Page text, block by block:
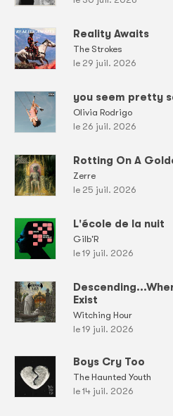
Reality Awaits
The Strokes
le 29 juil. 2026
you seem pretty
Olivia Rodrigo
le 26 juil. 2026
Rotting On A
Zerre
le 25 juil. 2026
L'école de la nuit
Gilb'R
le 19 juil. 2026
Exist
Witching Hour
le 19 juil. 2026
Boys Cry Too
The Haunted Youth
le 14 juil. 2026